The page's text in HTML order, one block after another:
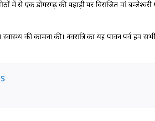
में से एक डोंगरगढ़ की पहाड़ी पर विराजित मां
की कामना की। नवरात्रि का यह पावन पर्व